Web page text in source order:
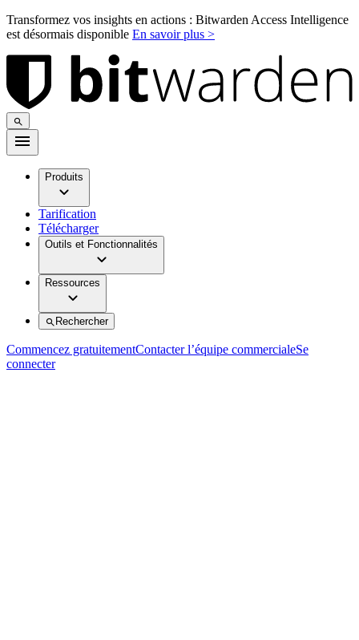
Transformez vos insights en actions : Bitwarden Access Intelligence
est désormais disponible En savoir plus >
Produits
Tarification
Télécharger
Outils et Fonctionnalités
Ressources
Rechercher
Commencez gratuitementContacter l’équipe commercialeSe
connecter